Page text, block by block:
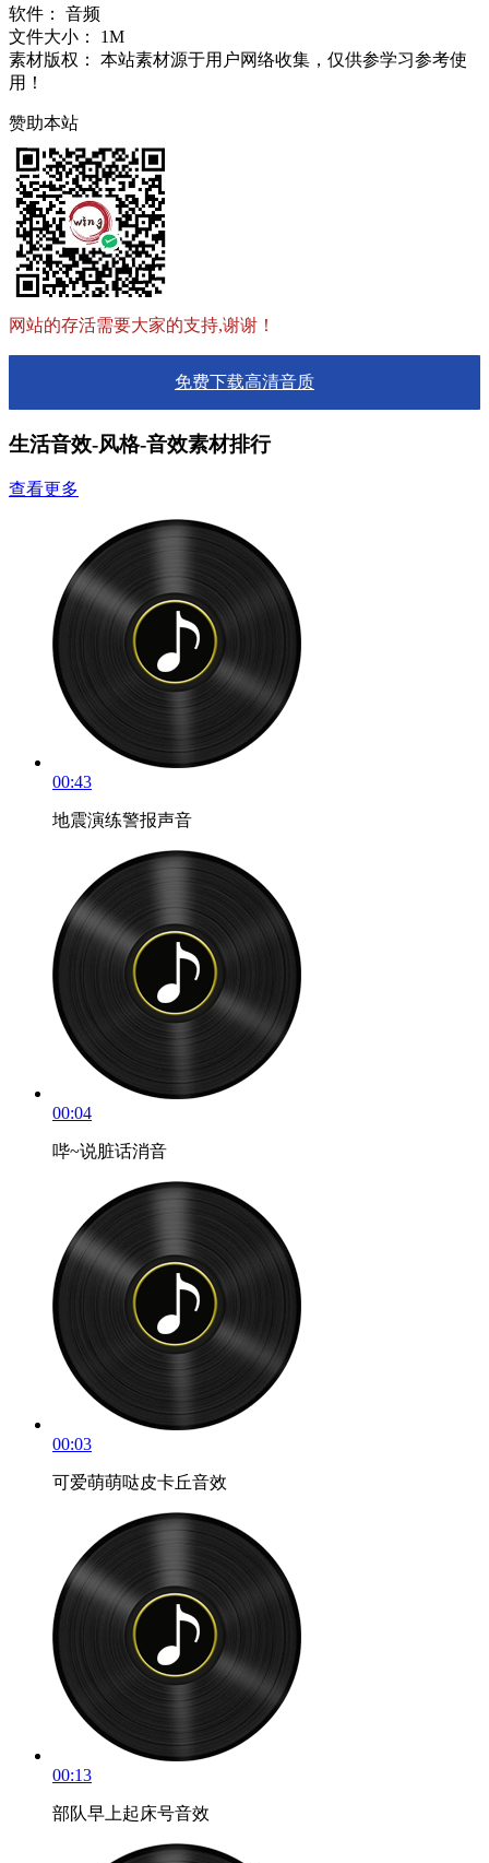
软件：
音频
文件大小：
1M
素材版权：
本站素材源于用户网络收集，仅供参学习参考使
用！
赞助本站
网站的存活需要大家的支持,谢谢！
免费下载高清音质
生活音效-风格-音效素材排行
查看更多
00:43
地震演练警报声音
00:04
哔~说脏话消音
00:03
可爱萌萌哒皮卡丘音效
00:13
部队早上起床号音效